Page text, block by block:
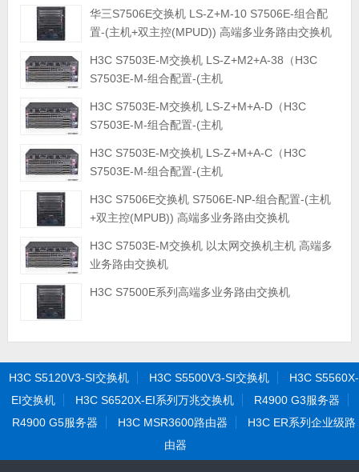
华三S7506E交换机 LS-Z+M-10 S7506E-组合配
置-(主机+双主控(MPUD)) 高端多业务路由交换机
H3C S7503E-M交换机 LS-Z+M2+A-38（H3C
S7503E-M-组合配置-(主机
H3C S7503E-M交换机 LS-Z+M+A-D（H3C
S7503E-M-组合配置-(主机
H3C S7503E-M交换机 LS-Z+M+A-C（H3C
S7503E-M-组合配置-(主机
H3C S7506E交换机 S7506E-NP-组合配置-(主机
+双主控(MPUB)) 高端多业务路由交换机
H3C S7503E-M交换机 以太网交换机主机 高端多
业务路由交换机
H3C S7500E系列高端多业务路由交换机
H3C S5120V3-SI交换机 H3C S5500V3-SI交换机
H3C S5560X-
EI交换机
H3C S6520X-EI系列万兆交换机
R4900 G3服务器
R4900 G5服务器
H3C MSR3600路由器
H3C ER系列企业级路
由器